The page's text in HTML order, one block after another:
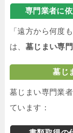
専門業者に
「遠方から何度
は、 墓じまい専
墓じ
墓じまい専門業
ています：